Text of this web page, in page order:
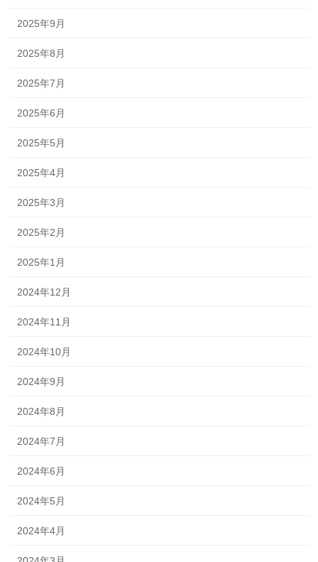
2025年9月
2025年8月
2025年7月
2025年6月
2025年5月
2025年4月
2025年3月
2025年2月
2025年1月
2024年12月
2024年11月
2024年10月
2024年9月
2024年8月
2024年7月
2024年6月
2024年5月
2024年4月